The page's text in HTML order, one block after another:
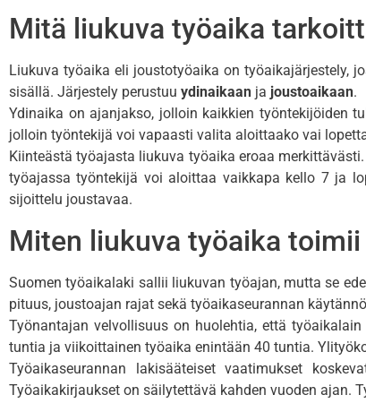
Mitä liukuva työaika
Liukuva työaika eli joustotyöaika on työaikajärjestely,
sisällä. Järjestely perustuu ydinaikaan ja joustoaikaan.
Ydinaika on ajanjakso, jolloin kaikkien työntekijöiden
jolloin työntekijä voi vapaasti valita aloittaako vai
Kiinteästä työajasta liukuva työaika eroaa
työajassa työntekijä voi aloittaa vaikkapa kello 7 ja
sijoittelu joustavaa.
Miten liukuva työaika
Suomen työaikalaki sallii liukuvan työajan, mutta se
pituus, joustoajan rajat sekä työaikaseurannan
Työnantajan velvollisuus on huolehtia, että
tuntia ja viikoittainen työaika enintään 40 tuntia.
Työaikaseurannan lakisääteiset vaatimukset
Työaikakirjaukset on säilytettävä kahden vuoden ajan.